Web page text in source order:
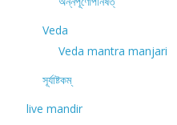
Veda
Veda mantra manjari
সূর্যাষ্টকম্
live mandir